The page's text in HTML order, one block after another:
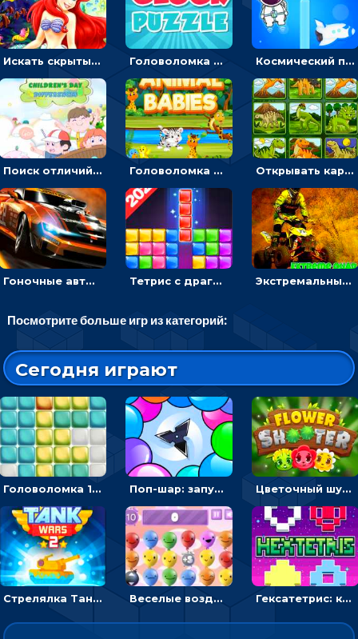
Искать скрытый алфавит на картинках с мультяшными героями - головоломка для детей Головоломка с часами для детей: читать время по циферблату Космический побег: двигать космонавта, чтобы попасть к кораблю
Поиск отличий на картинках с детьми - головоломка Головоломка Звери-малыши: открывай карточки по очереди, чтобы найти одинаковые Открывать картинки с динозаврами и складывать в пары по памяти - головоломка
Гоночные авто в пазлах: разбей картинку и собери снова Тетрис с драгоценными камнями: расставляй блоки, чтобы получить линию - головоломка Экстремальные пазлы с квадроциклами: собирать крутые тачки
Посмотрите больше игр из категорий:
Сегодня играют
Головоломка 10х10 Поп-шар: запускать колючку, чтобы лопать воздушные шарики Цветочный шутер: стрелять пчелками по цветам
Стрелялка Танковые войны: бить по танку врага, чтобы уничтожить зло Веселые воздушные шары: соедини одноцветные в линию Гексатетрис: кидать блок, чтобы складывать три в ряд - головоломка